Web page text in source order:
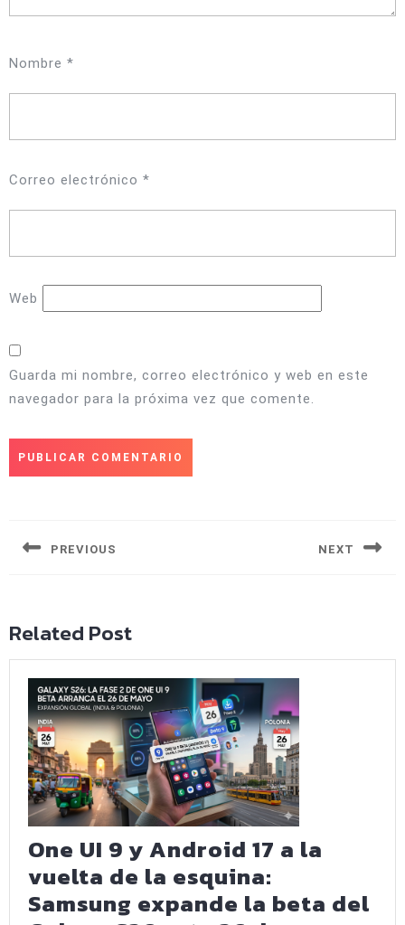
Nombre *
Correo electrónico *
Web
Guarda mi nombre, correo electrónico y web en este
navegador para la próxima vez que comente.
entradas
PREVIOUS NEXT
Related Post
One UI 9 y Android 17 a la
vuelta de la esquina:
Samsung expande la beta del